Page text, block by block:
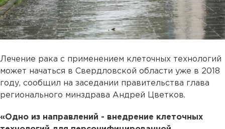
Лечение рака с применением клеточных технологий
может начаться в Свердловской области уже в 2018
году, сообщил на заседании правительства глава
регионального минздрава Андрей Цветков.
«Одно из направлений - внедрение клеточных